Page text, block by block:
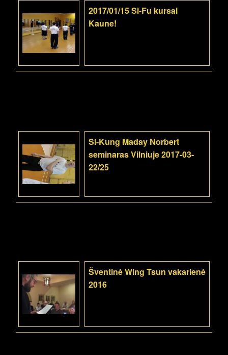
2017/01/15 Si-Fu kursai
Kaune!
Si-Kung Maday Norbert
seminaras Vilniuje 2017-03-
22/25
Šventinė Wing Tsun vakarienė
2016